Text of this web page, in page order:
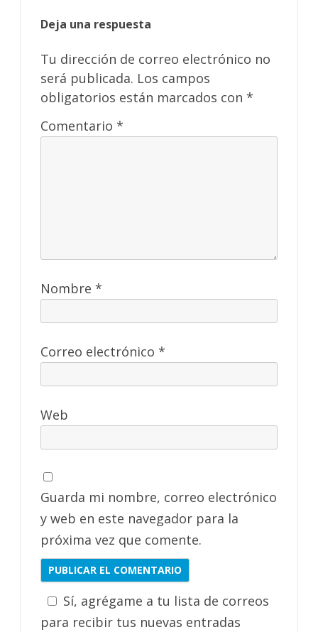
Deja una respuesta
Tu dirección de correo electrónico no
será publicada. Los campos
obligatorios están marcados con *
Comentario *
Nombre *
Correo electrónico *
Web
Guarda mi nombre, correo electrónico
y web en este navegador para la
próxima vez que comente.
Sí, agrégame a tu lista de correos
para recibir tus nuevas entradas